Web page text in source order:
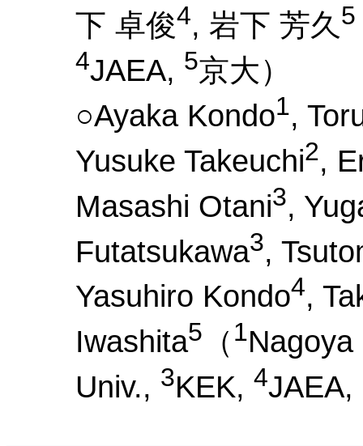
下 卓俊4, 岩下 芳久 5
4JAEA, 5京大）
○Ayaka Kondo1,
Yusuke Takeuchi2,
Masashi Otani3,
Futatsukawa3,
Yasuhiro Kondo4,
Iwashita5 （ 1
Univ., 3KEK, 4JAEA,